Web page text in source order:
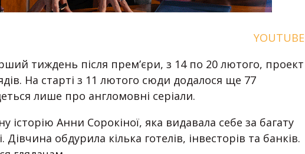
YOUTUBE
тиждень після прем’єри, з 14 по 20 лютого, проект
На старті з 11 лютого сюди додалося ще 77
лише про англомовні серіали.
історію Анни Сорокіної, яка видавала себе за багату
обдурила кілька готелів, інвесторів та банків.